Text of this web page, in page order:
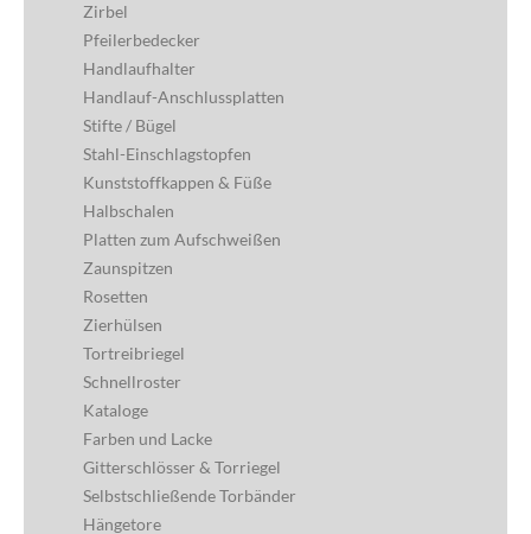
Zirbel
Pfeilerbedecker
Handlaufhalter
Handlauf-Anschlussplatten
Stifte / Bügel
Stahl-Einschlagstopfen
Kunststoffkappen & Füße
Halbschalen
Platten zum Aufschweißen
Zaunspitzen
Rosetten
Zierhülsen
Tortreibriegel
Schnellroster
Kataloge
Farben und Lacke
Gitterschlösser & Torriegel
Selbstschließende Torbänder
Hängetore